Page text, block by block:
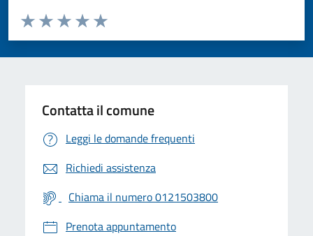
Valuta da 1 a 5 stelle la pagina
Valuta 5 stelle su 5
Valuta 4 stelle su 5
Valuta 3 stelle su 5
Valuta 2 stelle su 5
Valuta 1 stelle su 5
Contatta il comune
Leggi le domande frequenti
Richiedi assistenza
Chiama il numero 0121503800
Prenota appuntamento